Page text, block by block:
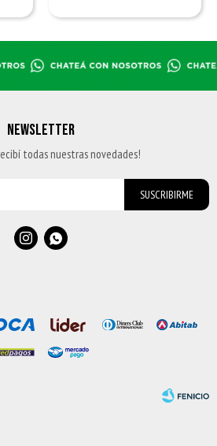
NEWSLETTER
todas nuestras novedades!
SUSCRIBIRME
 